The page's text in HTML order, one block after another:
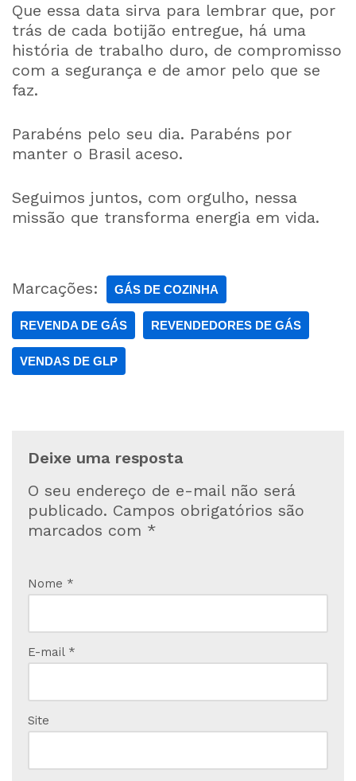
Que essa data sirva para lembrar que, por
trás de cada botijão entregue, há uma
história de trabalho duro, de compromisso
com a segurança e de amor pelo que se
faz.
Parabéns pelo seu dia. Parabéns por
manter o Brasil aceso.
Seguimos juntos, com orgulho, nessa
missão que transforma energia em vida.
Marcações: GÁS DE COZINHA
REVENDA DE GÁS REVENDEDORES DE GÁS
VENDAS DE GLP
Deixe uma resposta
O seu endereço de e-mail não será
publicado. Campos obrigatórios são
marcados com *
Nome *
E-mail *
Site